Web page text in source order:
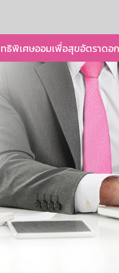
ธิพิเศษออมเพื่อสุขอัตราดอ